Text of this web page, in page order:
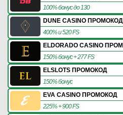
100% бонус до 130
DUNE CASINO ПРОМОКОД
400% и 520 FS
ELDORADO CASINO
150% бонус + 277 FS
ELSLOTS ПРОМОКОД
150% бонус
EVA CASINO ПРОМОКОД
225% + 900 FS